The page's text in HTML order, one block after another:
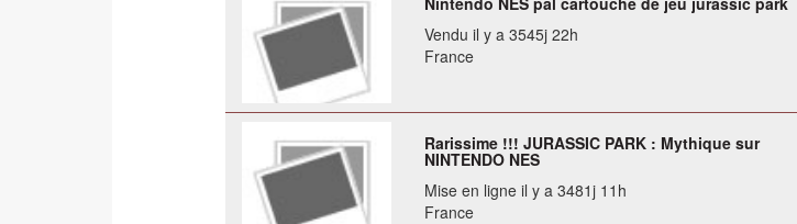
Vendu il y a 3545j 22h
France
Rarissime !!! JURASSIC PARK : Mythique sur
NINTENDO NES
Mise en ligne il y a 3481j 11h
France